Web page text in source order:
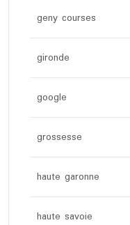
geny courses
gironde
google
grossesse
haute garonne
haute savoie